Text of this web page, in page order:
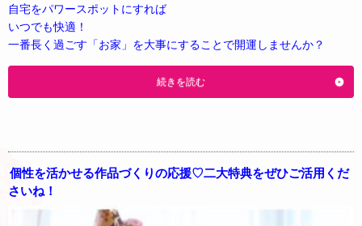
自宅をパワースポットにすれば
いつでも快適！
一番長く過ごす「お家」を大事にすることで開運しませんか？
続きを読む
個性を活かせる作品づくりの応援♡二大特典をぜひご活用くだ
さいね！